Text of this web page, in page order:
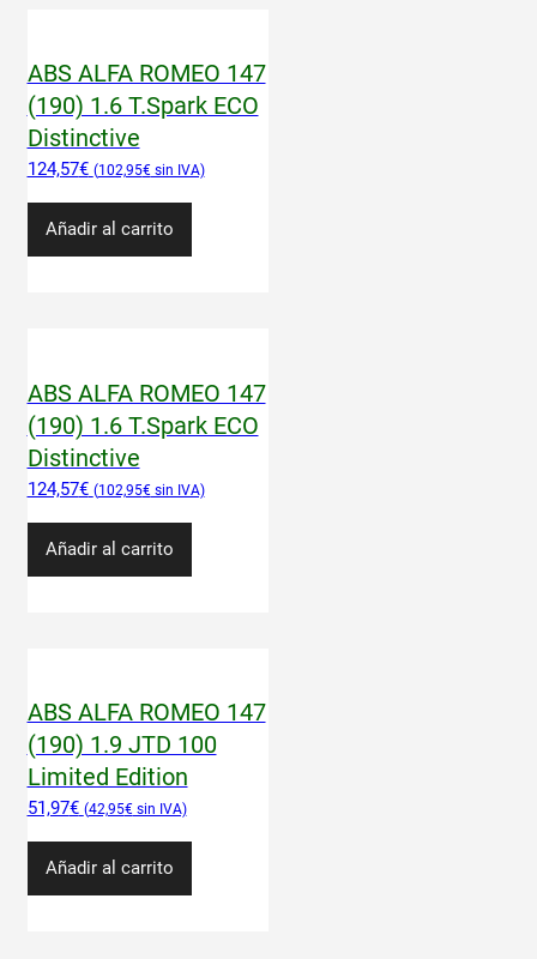
ABS ALFA ROMEO 147
(190) 1.6 T.Spark ECO
Distinctive
124,57€ 102,95€
Añadir al carrito
ABS ALFA ROMEO 147
(190) 1.6 T.Spark ECO
Distinctive
124,57€ 102,95€
Añadir al carrito
ABS ALFA ROMEO 147
(190) 1.9 JTD 100
Limited Edition
51,97€ 42,95€
Añadir al carrito